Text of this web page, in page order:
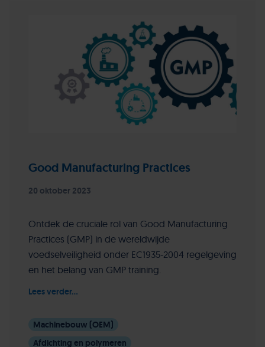
Good Manufacturing Practices
20 oktober 2023
Ontdek de cruciale rol van Good Manufacturing
Practices (GMP) in de wereldwijde
voedselveiligheid onder EC1935-2004 regelgeving
en het belang van GMP training.
Lees verder...
Machinebouw (OEM)
Afdichting en polymeren